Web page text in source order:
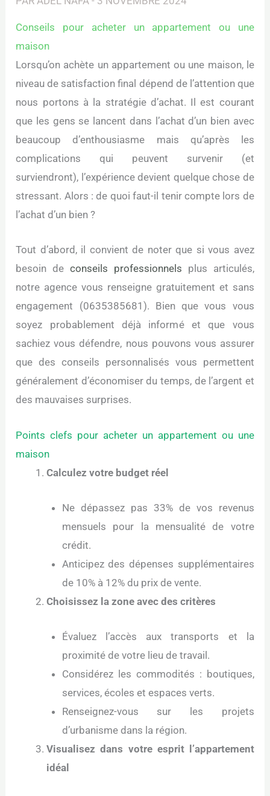
Conseils pour acheter un appartement ou une
maison
Lorsqu’on achète un appartement ou une maison, le
niveau de satisfaction final dépend de l’attention que
nous portons à la stratégie d’achat. Il est courant
que les gens se lancent dans l’achat d’un bien avec
beaucoup d’enthousiasme mais qu’après les
complications qui peuvent survenir (et
surviendront), l’expérience devient quelque chose de
stressant. Alors : de quoi faut-il tenir compte lors de
l’achat d’un bien ?
Tout d’abord, il convient de noter que si vous avez
besoin deconseils professionnels plus articulés,
notre agence vous renseigne gratuitement et sans
engagement (0635385681). Bien que vous vous
soyez probablement déjà informé et que vous
sachiez vous défendre, nous pouvons vous assurer
que des conseils personnalisés vous permettent
généralement d’économiser du temps, de l’argent et
des mauvaises surprises.
Points clefs pour acheter un appartement ou une
maison
Calculez votre budget réel
Ne dépassez pas 33% de vos revenus
mensuels pour la mensualité de votre
crédit.
Anticipez des dépenses supplémentaires
de 10% à 12% du prix de vente.
Choisissez la zone avec des critères
Évaluez l’accès aux transports et la
proximité de votre lieu de travail.
Considérez les commodités : boutiques,
services, écoles et espaces verts.
Renseignez-vous sur les projets
d’urbanisme dans la région.
Visualisez dans votre esprit l’appartement
idéal